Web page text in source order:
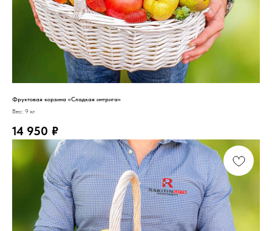
Фруктовая корзина «Сладкая интрига»
Вес: 9 кг.
14 950 ₽